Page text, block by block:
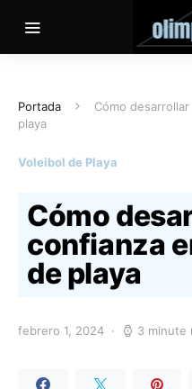
Portada
Cómo
playa
Voleibol de Playa
Cómo
confianza
de playa
febrero 1, 2024 3 minute